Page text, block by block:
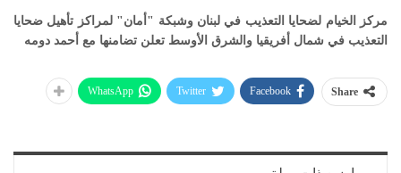
مركز الخيام لضحايا التعذيب في لبنان وشبكة "أمان" لمراكز تأهيل ضحايا
التعذيب في شمال أفريقيا والشرق الأوسط تعلن تضامنها مع أحمد دومه
Share
Facebook
Twitter
WhatsApp